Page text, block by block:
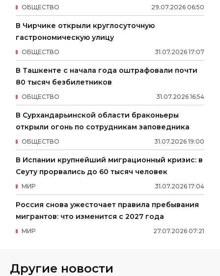
29.07.2026 06:50
ОБЩЕСТВО
В Чирчике открыли круглосуточную
гастрономическую улицу
31.07.2026 17:07
ОБЩЕСТВО
В Ташкенте с начала года оштрафовали почти
80 тысяч безбилетников
31.07.2026 16:54
ОБЩЕСТВО
В Сурхандарьинской области браконьеры
открыли огонь по сотрудникам заповедника
31.07.2026 19:00
ОБЩЕСТВО
В Испании крупнейший миграционный кризис: в
Сеуту прорвались до 60 тысяч человек
31.07.2026 17:04
МИР
Россия снова ужесточает правила пребывания
мигрантов: что изменится с 2027 года
27.07.2026 07:21
МИР
Другие новости